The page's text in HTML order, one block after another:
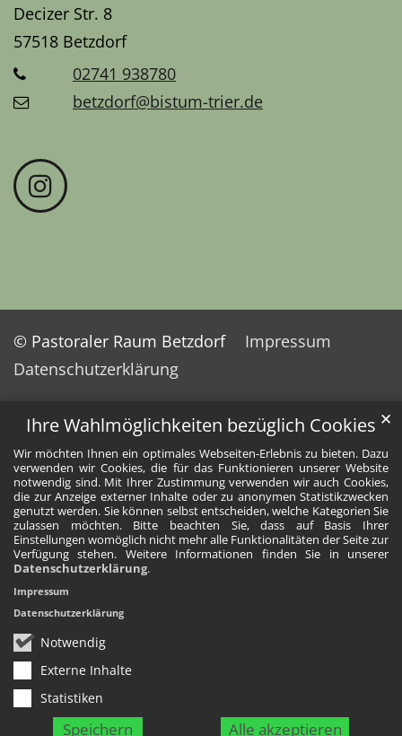
Ihre Wahlmöglichkeiten bezüglich Cookies
Wir möchten Ihnen ein optimales Webseiten-Erlebnis zu bieten. Dazu
verwenden wir Cookies, die für das Funktionieren unserer Website
notwendig sind. Mit Ihrer Zustimmung verwenden wir auch Cookies,
die zur Anzeige externer Inhalte oder zu anonymen Statistikzwecken
genutzt werden. Sie können selbst entscheiden, welche Kategorien Sie
zulassen möchten. Bitte beachten Sie, dass auf Basis Ihrer
Einstellungen womöglich nicht mehr alle Funktionalitäten der Seite zur
Verfügung stehen. Weitere Informationen finden Sie in unserer
Datenschutzerklärung.
Notwendig
Externe Inhalte
Statistiken
Speichern Alle akzeptieren
✕
Impressum
Datenschutzerklärung
Decizer Str. 8
57518 Betzdorf
02741 938780
betzdorf@bistum-trier.de
© Pastoraler Raum Betzdorf
Impressum
Datenschutzerklärung